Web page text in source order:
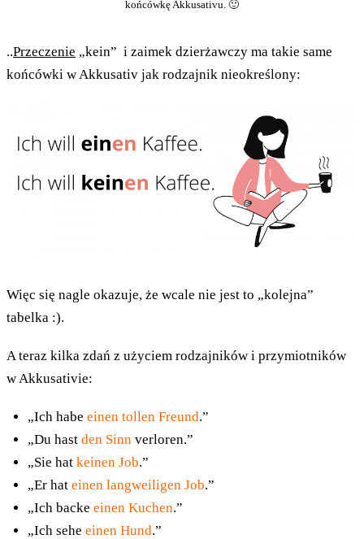
końcówkę Akkusativu. 🙂
..Przeczenie „kein” i zaimek dzierżawczy ma takie same
końcówki w Akkusativ jak rodzajnik nieokreślony:
Więc się nagle okazuje, że wcale nie jest to „kolejna”
tabelka :).
A teraz kilka zdań z użyciem rodzajników i przymiotników
w Akkusativie:
„Ich habe einen tollen Freund.”
„Du hast den Sinn verloren.”
„Sie hat keinen Job.”
„Er hat einen langweiligen Job.”
„Ich backe einen Kuchen.”
„Ich sehe einen Hund.”